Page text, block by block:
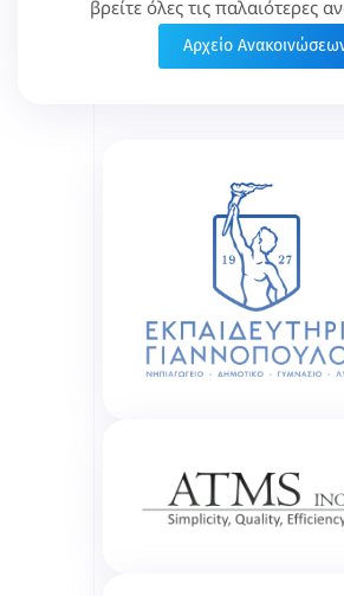
βρείτε όλες τις παλαιότερες
Αρχείο